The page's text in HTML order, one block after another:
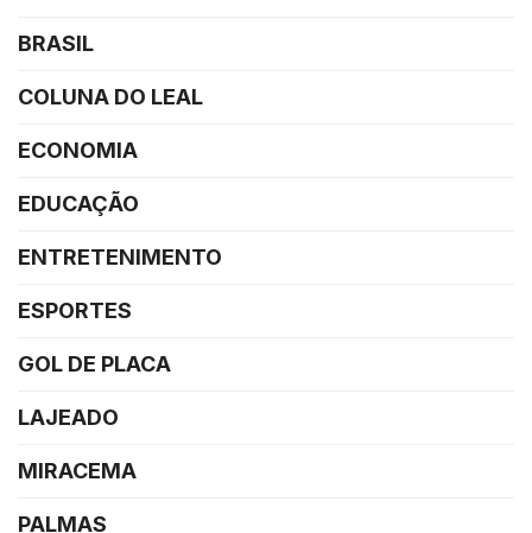
BRASIL
COLUNA DO LEAL
ECONOMIA
EDUCAÇÃO
ENTRETENIMENTO
ESPORTES
GOL DE PLACA
LAJEADO
MIRACEMA
PALMAS